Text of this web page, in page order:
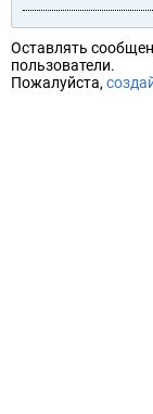
Оставлять
пользователи.
Пожалуйста,